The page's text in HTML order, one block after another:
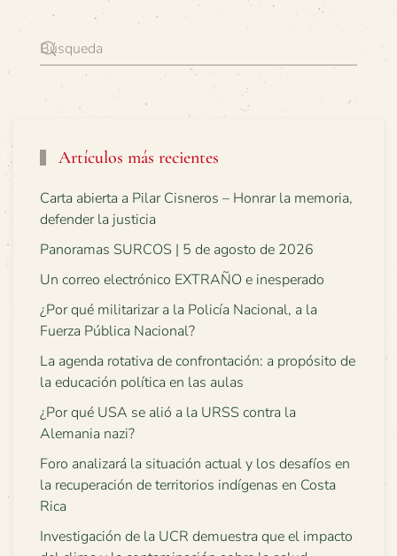
Artículos más recientes
Carta abierta a Pilar Cisneros – Honrar la memoria,
defender la justicia
Panoramas SURCOS | 5 de agosto de 2026
Un correo electrónico EXTRAÑO e inesperado
¿Por qué militarizar a la Policía Nacional, a la
Fuerza Pública Nacional?
La agenda rotativa de confrontación: a propósito de
la educación política en las aulas
¿Por qué USA se alió a la URSS contra la
Alemania nazi?
Foro analizará la situación actual y los desafíos en
la recuperación de territorios indígenas en Costa
Rica
Investigación de la UCR demuestra que el impacto